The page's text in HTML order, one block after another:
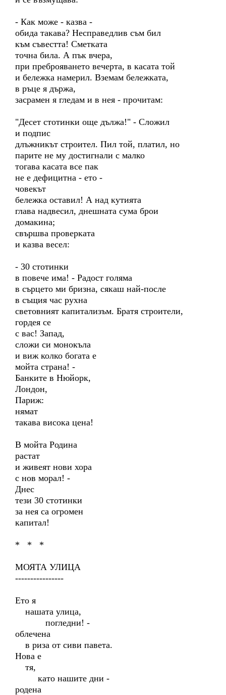
- Как може - казва -
обида такава? Несправедлив съм бил
към съвестта! Сметката
точна била. А пък вчера,
при преброяването вечерта, в касата той
и бележка намерил. Вземам бележката,
в ръце я държа,
засрамен я гледам и в нея - прочитам:
"Десет стотинки още дължа!" - Сложил
и подпис
длъжникът строител. Пил той, платил, но
парите не му достигнали с малко
тогава касата все пак
не е дефицитна - ето -
човекът
бележка оставил! А над кутията
глава надвесил, днешната сума брои
домакина;
свършва проверката
и казва весел:
- 30 стотинки
в повече има! - Радост голяма
в сърцето ми бризна, сякаш най-после
в същия час рухна
световният капитализъм. Братя строители,
гордея се
с вас! Запад,
сложи си монокъла
и виж колко богата е
мойта страна! -
Банките в Нюйорк,
Лондон,
Париж:
нямат
такава висока цена!
В мойта Родина
растат
и живеят нови хора
с нов морал! -
Днес
тези 30 стотинки
за нея са огромен
капитал!
* * *
МОЯТА УЛИЦА
----------------
Ето я
нашата улица,
погледни! -
облечена
в риза от сиви павета.
Нова е
тя,
като нашите дни -
родена